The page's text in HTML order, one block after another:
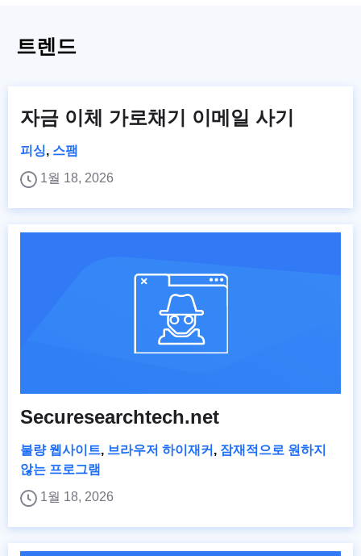
트렌드
자금 이체 가로채기 이메일 사기
피싱, 스팸
1월 18, 2026
Securesearchtech.net
불량 웹사이트, 브라우저 하이재커 , 잠재적으로 원하지
않는 프로그램
1월 18, 2026